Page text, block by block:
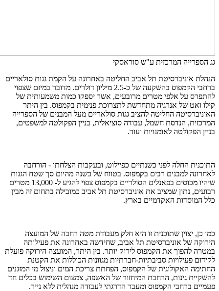
גג הספרייה המרכזית ע"ש סוראסקי
הנהלת אוניברסיטת תל אביב החליטה באחרונה על הקמת גגות סולאריים
ברחבי הקמפוס בהשקעה של כ-2.5 מיליון דולרים. מדובר במיזם שצפוי
להתפרס על אלפי מטרים מרובעים, אשר יספקו כמות משמעותית של
קילו ואט של אנרגיה מתחדשת לתצרוכת פנימית בקמפוס. בין היתר
האוניברסיטה החליטה להציב גגות סולאריים מעל המבנים של הספרייה
המרכזית, הנדסת חשמל, עבודה סוציאלית, בניין הפקולטה למשפטים,
בניין הפקולטה לאומנויות ועוד.
התוכנית החלה לפני כשנתיים כפיילוט, ובעקבות הצלחתו - הורחבה
לאחרונה למבנים רבים בקמפוס. בטווח של כשנה מהיום סך שטח הגגות
שיהיו מכוסים בפאנלים הסולריים בקמפוס צפוי להגיע ל- 13,000 מטרים
רבועים, נתון שמציב את אוניברסיטת תל אביב כמובילה בתחום זה מבין
כלל המוסדות האקדמיים בארץ.
כמו כן, יצוין שתוכנית זו היא חלק מעבודת מטה רחבה של המועצה
הירוקה של אוניברסיטת תל אביב, שחידשה באחרונה את פעילותה
במטרה להפוך את הקמפוס לירוק יותר. בין היתר, המועצה הירוקה פועלת
לקידום פעילויות סביבתיות-חברתיות מגוונות הכוללות את הקטנת
החתימה האקולוגית של הקמפוס, הפחתת צריכת המים וניצול מי המזגנים
להשקיית גינות, הרחבת המיחזור של האשפה, צמצום השימוש בכלים חד
פעמיים ברחבי הקמפוס ומעבר הדרגתי לעבודה מנהלית ללא נייר.